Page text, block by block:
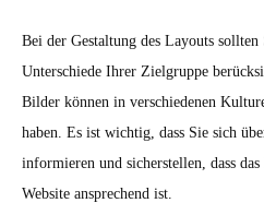
Bei der Gestaltung des Layouts
Unterschiede Ihrer Zielgruppe
Bilder können in verschiedenen
haben. Es ist wichtig, dass Sie sich
informieren und sicherstellen, dass
Website ansprechend ist.